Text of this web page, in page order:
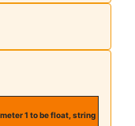
1 to be float, string